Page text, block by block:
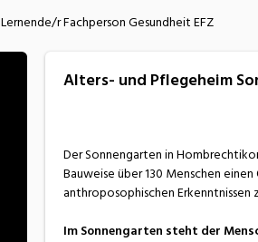
Lernende/r Fachperson Gesundheit EFZ
Alters- und Pflegeheim
Der Sonnengarten in
Bauweise über 130 Menschen
anthroposophischen
Im Sonnengarten steht der